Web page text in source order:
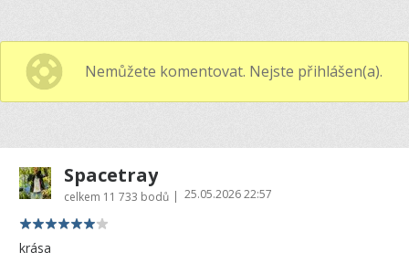
Nemůžete komentovat. Nejste přihlášen(a).
Spacetray
celkem 11 733 bodů | 25.05.2026 22:57
krása